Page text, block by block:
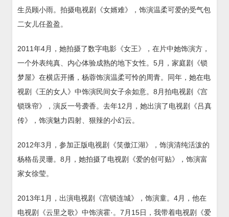
生员顾小雨。拍摄电视剧《女婿难》，饰演温柔可爱的受气包
二女儿任盈盈。
2011年4月，她拍摄了数字电影《女王》，在片中她饰演方，
一个外表纯真、内心体验成熟的地下女性。5月，家庭剧《锁
梦屋》在横店开播，杨蓉饰演温柔可怜的周青。同年，她在电
视剧《王的女人》中饰演民间女子余如意。8月拍电视剧《宫
锁珠帘》，演反一号袭香。去年12月，她出演了电视剧《吕真
传》，饰演魅力四射、狠辣的小幻云。
2012年3月，参加正版电视剧《笑傲江湖》，饰演清纯活泼的
杨格岳灵珊。8月，她拍摄了电视剧《爱的创可贴》，饰演富
家女徐莹。
2013年1月，出演电视剧《宫锁连城》，饰演童。4月，他在
电视剧《云里之歌》中饰演霍·。7月15日，我带着电视剧《爱